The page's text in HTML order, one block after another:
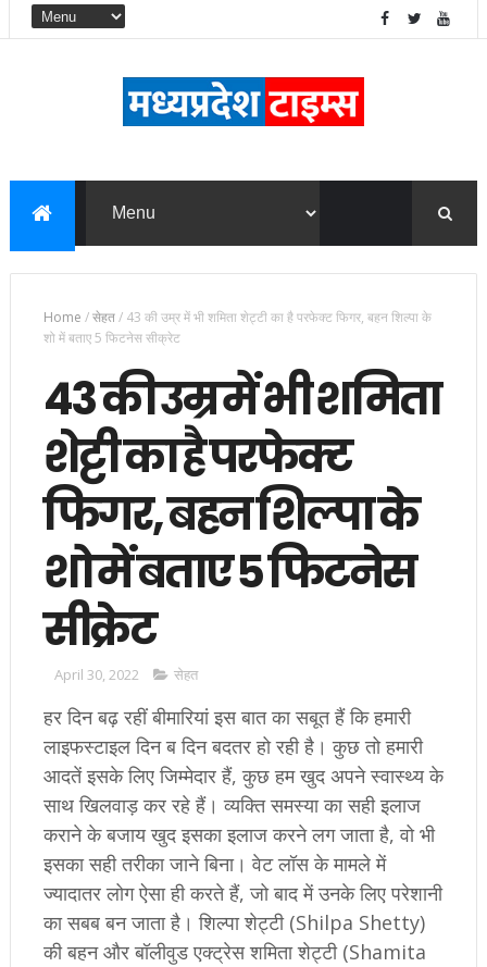
Home /सेहत/ 43 की उम्र में भी शमिता शेट्टी का है परफेक्‍ट फि‍गर, बहन शिल्पा के
शो में बताए 5 फिटनेस सीक्रेट
43 की उम्र में भी शमिता
शेट्टी का है परफेक्‍ट
फि‍गर, बहन शिल्पा के
शो में बताए 5 फिटनेस
सीक्रेट
April 30, 2022 सेहत
हर दिन बढ़ रहीं बीमारियां इस बात का सबूत हैं कि हमारी
लाइफस्टाइल दिन ब दिन बदतर हो रही है। कुछ तो हमारी
आदतें इसके लिए जिम्मेदार हैं, कुछ हम खुद अपने स्वास्थ्य के
साथ खिलवाड़ कर रहे हैं। व्यक्ति समस्या का सही इलाज
कराने के बजाय खुद इसका इलाज करने लग जाता है, वो भी
इसका सही तरीका जाने बिना। वेट लॉस के मामले में
ज्यादातर लोग ऐसा ही करते हैं, जो बाद में उनके लिए परेशानी
का सबब बन जाता है। शिल्पा शेट्टी (Shilpa Shetty)
की बहन और बॉलीवुड एक्ट्रेस शमिता शेट्टी (Shamita